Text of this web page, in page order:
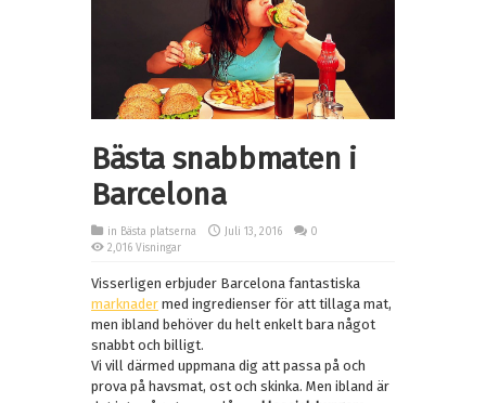
Bästa snabbmaten i
Barcelona
in Bästa platserna Juli 13, 2016
0
2,016 Visningar
Visserligen erbjuder Barcelona fantastiska
marknader med ingredienser för att tillaga mat,
men ibland behöver du helt enkelt bara något
snabbt och billigt.
Vi vill därmed uppmana dig att passa på och
prova på havsmat, ost och skinka. Men ibland är